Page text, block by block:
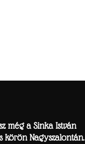
még a Sinka István
körön Nagyszalontán.